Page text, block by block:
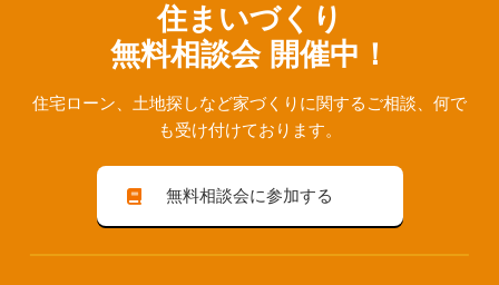
住まいづくり
無料相談会 開催中！
住宅ローン、⼟地探しなど家づくりに関するご相談、 何で
も受け付けております。
無料相談会に参加する